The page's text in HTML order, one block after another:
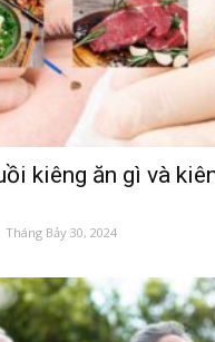
kiêng ăn gì và
Tháng Bảy 30, 2024